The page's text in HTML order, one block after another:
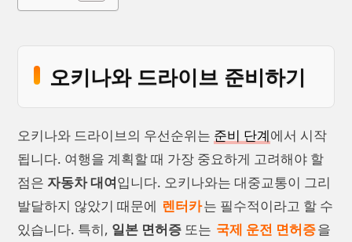
오키나와 드라이브 준비하기
오키나와 드라이브의 우선순위는 준비 단계에서 시작
됩니다. 여행을 계획할 때 가장 중요하게 고려해야 할
점은 자동차 대여입니다. 오키나와는 대중교통이 그리
발달하지 않았기 때문에 렌터카는 필수적이라고 할 수
있습니다. 특히, 일본 면허증 또는 국제 운전 면허증을